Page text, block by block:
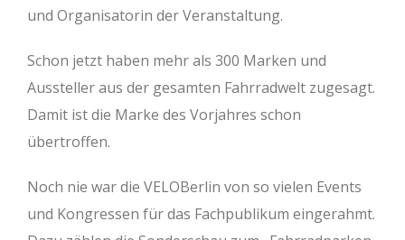
und Organisatorin der Veranstaltung.
Schon jetzt haben mehr als 300 Marken und
Aussteller aus der gesamten Fahrradwelt zugesagt.
Damit ist die Marke des Vorjahres schon
übertroffen.
Noch nie war die VELOBerlin von so vielen Events
und Kongressen für das Fachpublikum eingerahmt.